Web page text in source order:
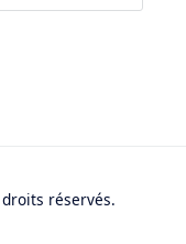
droits réservés.